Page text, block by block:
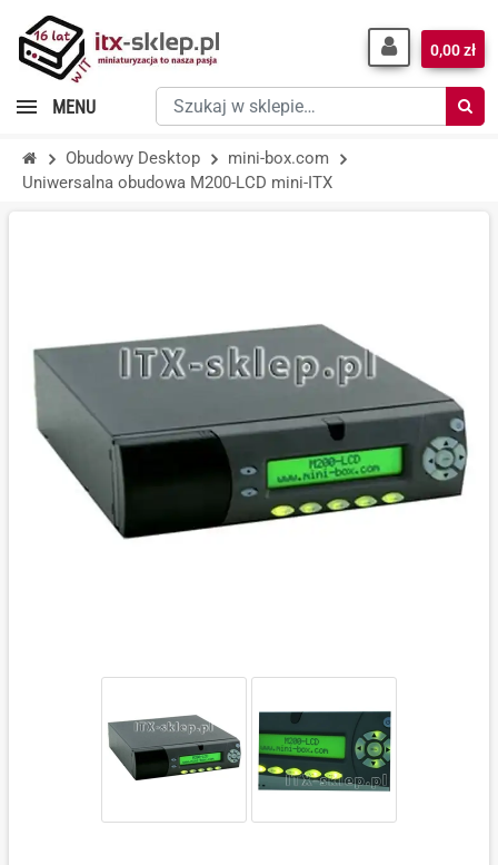
Szukaj
w
sklepie…
0,00 zł
MENU
Obudowy Desktop
mini-box.com
Uniwersalna obudowa M200-LCD mini-ITX